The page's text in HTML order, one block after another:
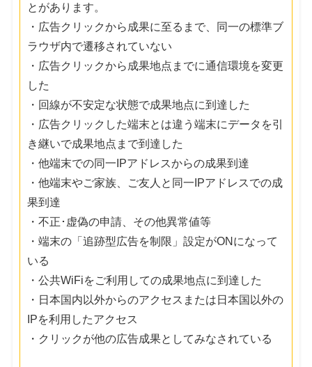
とがあります。
・広告クリックから成果に至るまで、同一の標準ブ
ラウザ内で遷移されていない
・広告クリックから成果地点までに通信環境を変更
した
・回線が不安定な状態で成果地点に到達した
・広告クリックした端末とは違う端末にデータを引
き継いで成果地点まで到達した
・他端末での同一IPアドレスからの成果到達
・他端末やご家族、ご友人と同一IPアドレスでの成
果到達
・不正･虚偽の申請、その他異常値等
・端末の「追跡型広告を制限」設定がONになって
いる
・公共WiFiをご利用しての成果地点に到達した
・日本国内以外からのアクセスまたは日本国以外の
IPを利用したアクセス
・クリックが他の広告成果としてみなされている